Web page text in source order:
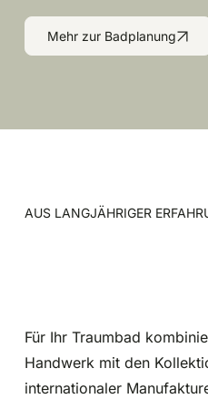
Mehr zur Badplanung
AUS LANGJÄHRIGER
Für Ihr Traumbad
Handwerk mit den
internationaler